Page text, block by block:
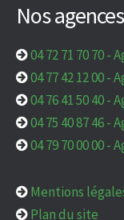
Nos agences
04 72 71 70 70-
04 77 42 12 00-
04 76 41 50 40-
04 75 40 87 46-
04 79 70 00 00-
Mentions
Plan du site